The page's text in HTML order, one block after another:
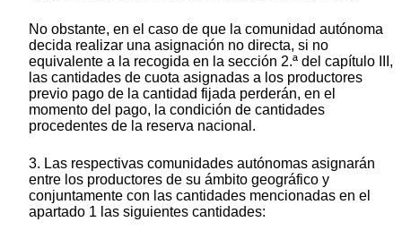
No obstante, en el caso de que la comunidad autónoma
decida realizar una asignación no directa, si no
equivalente a la recogida en la sección 2.ª del capítulo III,
las cantidades de cuota asignadas a los productores
previo pago de la cantidad fijada perderán, en el
momento del pago, la condición de cantidades
procedentes de la reserva nacional.
3. Las respectivas comunidades autónomas asignarán
entre los productores de su ámbito geográfico y
conjuntamente con las cantidades mencionadas en el
apartado 1 las siguientes cantidades: